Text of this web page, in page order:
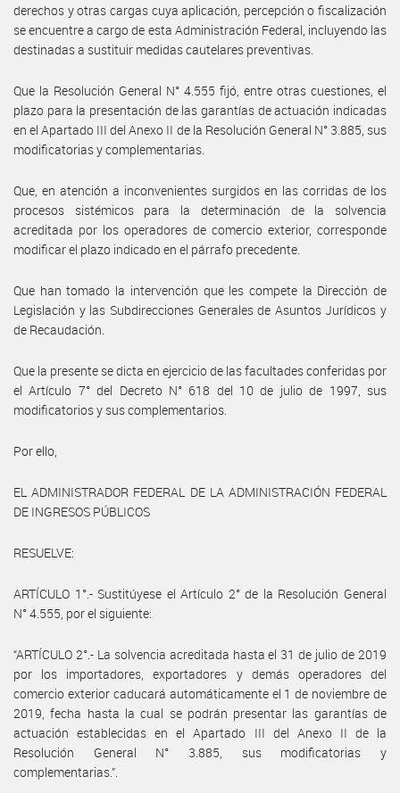
derechos y otras cargas cuya aplicación, percepción o fiscalización
se encuentre a cargo de esta Administración Federal, incluyendo las
destinadas a sustituir medidas cautelares preventivas.
Que la Resolución General N° 4.555 fijó, entre otras cuestiones, el
plazo para la presentación de las garantías de actuación indicadas
en el Apartado III del Anexo II de la Resolución General N° 3.885, sus
modificatorias y complementarias.
Que, en atención a inconvenientes surgidos en las corridas de los
procesos sistémicos para la determinación de la solvencia
acreditada por los operadores de comercio exterior, corresponde
modificar el plazo indicado en el párrafo precedente.
Que han tomado la intervención que les compete la Dirección de
Legislación y las Subdirecciones Generales de Asuntos Jurídicos y
de Recaudación.
Que la presente se dicta en ejercicio de las facultades conferidas por
el Artículo 7° del Decreto N° 618 del 10 de julio de 1997, sus
modificatorios y sus complementarios.
Por ello,
EL ADMINISTRADOR FEDERAL DE LA ADMINISTRACIÓN FEDERAL
DE INGRESOS PÚBLICOS
RESUELVE:
ARTÍCULO 1°.- Sustitúyese el Artículo 2° de la Resolución General
N° 4.555, por el siguiente:
“ARTÍCULO 2°.- La solvencia acreditada hasta el 31 de julio de 2019
por los importadores, exportadores y demás operadores del
comercio exterior caducará automáticamente el 1 de noviembre de
2019, fecha hasta la cual se podrán presentar las garantías de
actuación establecidas en el Apartado III del Anexo II de la
Resolución General N° 3.885, sus modificatorias y
complementarias.”.